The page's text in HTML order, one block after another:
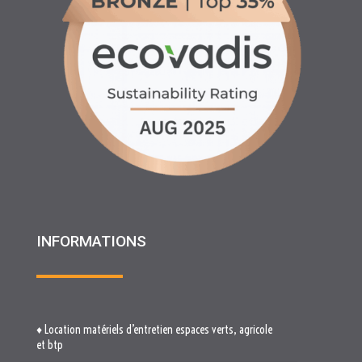
INFORMATIONS
♦ Partenariats
♦ Recrutement
♦ Materiels BTP , Recyclage Environnement MEDIMAT